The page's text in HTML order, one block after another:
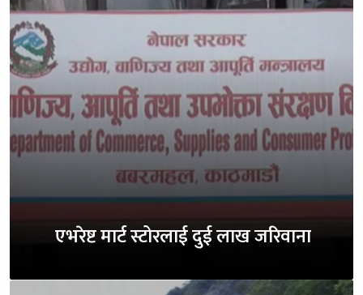
एभरेष्ट मार्ट स्टोरलाई दुई लाख जरिवाना